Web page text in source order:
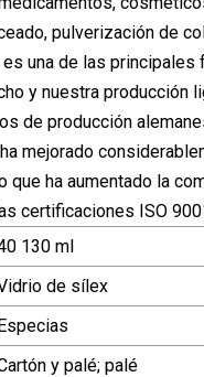
pulverización de
una de las
y nuestra producción
de producción
mejorado
que ha aumentado la
certificaciones ISO
130 ml
de sílex
y palé; palé